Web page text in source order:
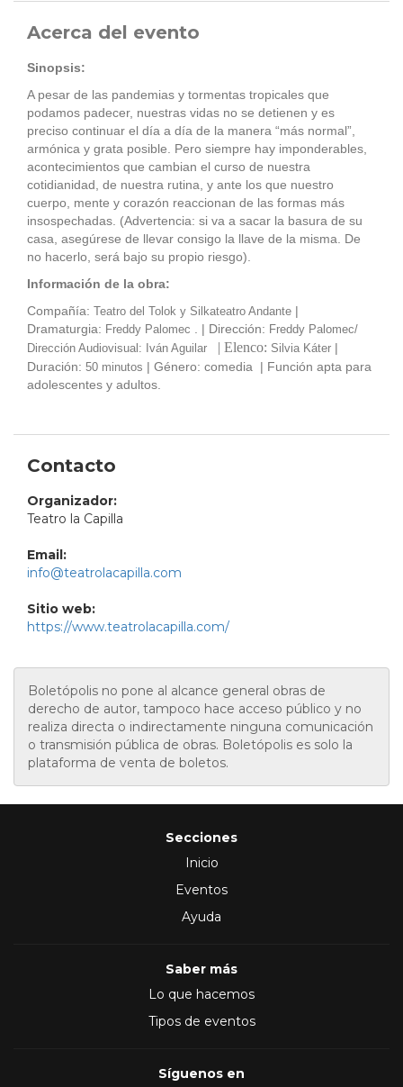
Acerca del evento
Sinopsis:
A pesar de las pandemias y tormentas tropicales que
podamos padecer, nuestras vidas no se detienen y es
preciso continuar el día a día de la manera “más normal”,
armónica y grata posible. Pero siempre hay imponderables,
acontecimientos que cambian el curso de nuestra
cotidianidad, de nuestra rutina, y ante los que nuestro
cuerpo, mente y corazón reaccionan de las formas más
insospechadas. (Advertencia: si va a sacar la basura de su
casa, asegúrese de llevar consigo la llave de la misma. De
no hacerlo, será bajo su propio riesgo).
Información de la obra:
Compañía: Teatro del Tolok y Silkateatro Andante |
Dramaturgia: Freddy Palomec . | Dirección: Freddy Palomec/
Dirección Audiovisual: Iván Aguilar
| Elenco: Silvia Káter |
Duración: 50 minutos | Género: comedia | Función apta para
adolescentes y adultos.
Contacto
Organizador:
Teatro la Capilla
Email:
info@teatrolacapilla.com
Sitio web:
https://www.teatrolacapilla.com/
Boletópolis no pone al alcance general obras de
derecho de autor, tampoco hace acceso público y no
realiza directa o indirectamente ninguna comunicación
o transmisión pública de obras. Boletópolis es solo la
plataforma de venta de boletos.
Secciones
Inicio
Eventos
Ayuda
Saber más
Lo que hacemos
Tipos de eventos
Síguenos en